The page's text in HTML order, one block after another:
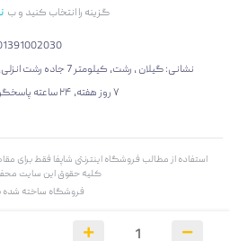
گزینه را انتخاب کنید و ب
نشانی: گیلان ، رشت، کیلومتر 7 جاده رشت انزلی، مجتمع تجاری سعادت، طبقه دوم
۷ روز هفته، ۲۴ ساعته پاسخگوی شما هستیم
استفاده از مطالب فروشگاه اینترنتی شاپفا فقط برای
کليه حقوق اين سايت
فروشگاه ساخته شده